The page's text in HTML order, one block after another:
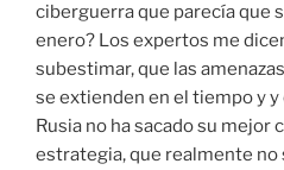
ciberguerra que parecía que
enero? Los expertos me
subestimar, que las
se extienden en el tiempo y
Rusia no ha sacado su mejor
estrategia, que realmente no